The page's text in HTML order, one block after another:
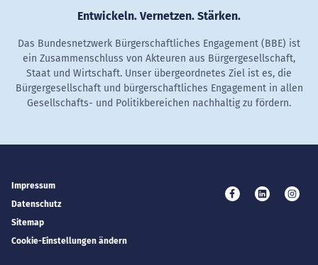
Entwickeln. Vernetzen. Stärken.
Das Bundesnetzwerk Bürgerschaftliches Engagement (BBE) ist
ein Zusammenschluss von Akteuren aus Bürgergesellschaft,
Staat und Wirtschaft. Unser übergeordnetes Ziel ist es, die
Bürgergesellschaft und bürgerschaftliches Engagement in allen
Gesellschafts- und Politikbereichen nachhaltig zu fördern.
Impressum
Datenschutz
Sitemap
Cookie-Einstellungen ändern
Besuchen Sie uns
Besuchen